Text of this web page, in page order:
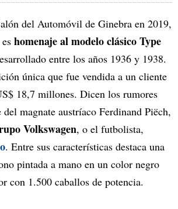
del Automóvil de Ginebra en 2019,
homenaje al modelo clásico Type
entre los años 1936 y 1938.
única que fue vendida a un cliente
18,7 millones. Dicen los rumores
magnate austríaco Ferdinand Piëch,
Volkswagen, o el futbolista,
. Entre sus características destaca una
pintada a mano en un color negro
con 1.500 caballos de potencia.